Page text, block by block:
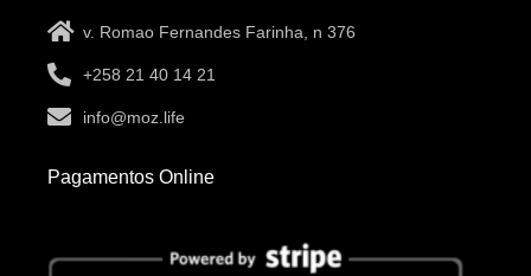
v. Romao Fernandes Farinha, n 376
+258 21 40 14 21
info@moz.life
Pagamentos Online